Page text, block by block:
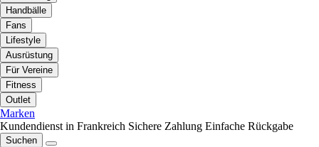
Handbälle
Fans
Lifestyle
Ausrüstung
Für Vereine
Fitness
Outlet
Marken
Kundendienst in Frankreich Sichere Zahlung Einfache Rückgabe
Suchen